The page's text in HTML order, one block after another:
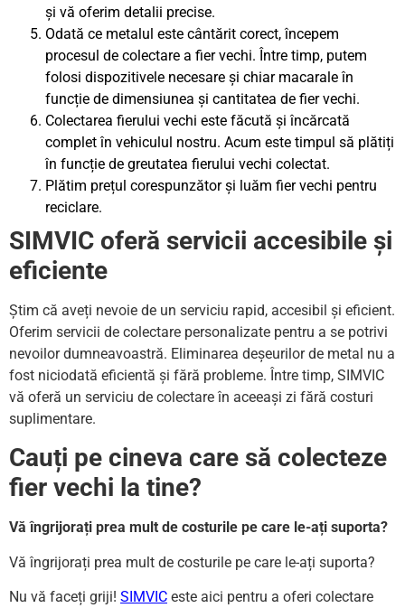
și vă oferim detalii precise.
Odată ce metalul este cântărit corect, începem
procesul de colectare a fier vechi. Între timp, putem
folosi dispozitivele necesare și chiar macarale în
funcție de dimensiunea și cantitatea de fier vechi.
Colectarea fierului vechi este făcută și încărcată
complet în vehiculul nostru. Acum este timpul să plătiți
în funcție de greutatea fierului vechi colectat.
Plătim prețul corespunzător și luăm fier vechi pentru
reciclare.
SIMVIC oferă servicii accesibile și
eficiente
Știm că aveți nevoie de un serviciu rapid, accesibil și eficient.
Oferim servicii de colectare personalizate pentru a se potrivi
nevoilor dumneavoastră. Eliminarea deșeurilor de metal nu a
fost niciodată eficientă și fără probleme. Între timp, SIMVIC
vă oferă un serviciu de colectare în aceeași zi fără costuri
suplimentare.
Cauți pe cineva care să colecteze
fier vechi la tine?
Vă îngrijorați prea mult de costurile pe care le-ați suporta?
Vă îngrijorați prea mult de costurile pe care le-ați suporta?
Nu vă faceți griji! SIMVIC este aici pentru a oferi colectare